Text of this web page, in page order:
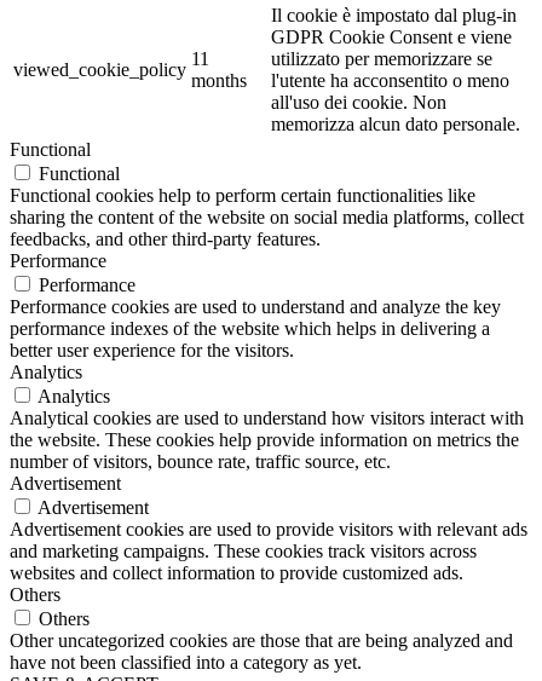
viewed_cookie_policy
11
months
Il cookie è impostato dal plug-in
GDPR Cookie Consent e viene
utilizzato per memorizzare se
l'utente ha acconsentito o meno
all'uso dei cookie. Non
memorizza alcun dato personale.
Functional
Functional
Functional cookies help to perform certain functionalities like
sharing the content of the website on social media platforms, collect
feedbacks, and other third-party features.
Performance
Performance
Performance cookies are used to understand and analyze the key
performance indexes of the website which helps in delivering a
better user experience for the visitors.
Analytics
Analytics
Analytical cookies are used to understand how visitors interact with
the website. These cookies help provide information on metrics the
number of visitors, bounce rate, traffic source, etc.
Advertisement
Advertisement
Advertisement cookies are used to provide visitors with relevant ads
and marketing campaigns. These cookies track visitors across
websites and collect information to provide customized ads.
Others
Others
Other uncategorized cookies are those that are being analyzed and
have not been classified into a category as yet.